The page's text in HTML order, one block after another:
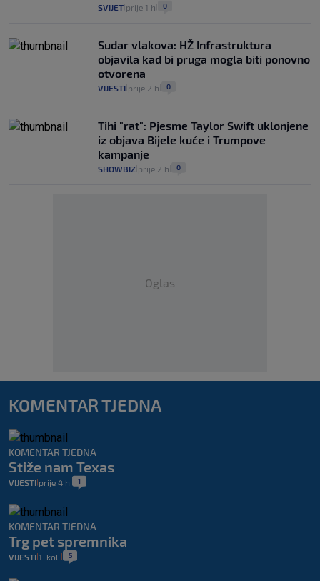
SVIJET prije 1 h 0
Sudar vlakova: HŽ Infrastruktura
objavila kad bi pruga mogla biti ponovno
otvorena
VIJESTI prije 2 h 0
Tihi "rat": Pjesme Taylor Swift uklonjene
iz objava Bijele kuće i Trumpove
kampanje
SHOWBIZ prije 2 h 0
Oglas
KOMENTAR TJEDNA
KOMENTAR TJEDNA
Stiže nam Texas
VIJESTI prije 4 h 1
KOMENTAR TJEDNA
Trg pet spremnika
VIJESTI 1. kol. 5